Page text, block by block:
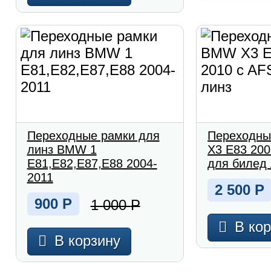
Переходные рамки для
линз BMW 1
E81,E82,E87,E88 2004-
2011
900 Р 1 000Р
В корзину
X3 E83
для билед
2 500 Р
В